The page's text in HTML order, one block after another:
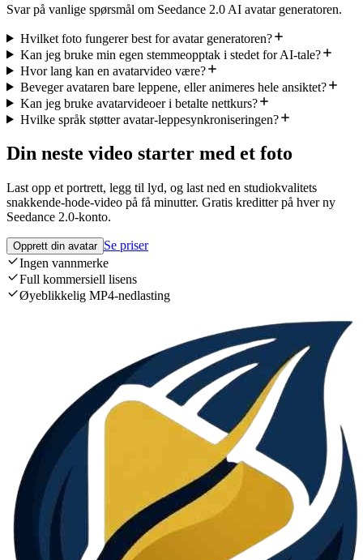
Svar på vanlige spørsmål om Seedance 2.0 AI avatar generatoren.
Hvilket foto fungerer best for avatar generatoren?
Kan jeg bruke min egen stemmeopptak i stedet for AI-tale?
Hvor lang kan en avatarvideo være?
Beveger avataren bare leppene, eller animeres hele ansiktet?
Kan jeg bruke avatarvideoer i betalte nettkurs?
Hvilke språk støtter avatar-leppesynkroniseringen?
Din neste video starter med et foto
Last opp et portrett, legg til lyd, og last ned en studiokvalitets
snakkende-hode-video på få minutter. Gratis kreditter på hver ny
Seedance 2.0-konto.
Opprett din avatar Se priser
Ingen vannmerke
Full kommersiell lisens
Øyeblikkelig MP4-nedlasting